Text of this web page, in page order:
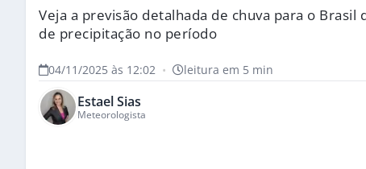
Veja a previsão detalhada de chuva para o
de precipitação no período
04/11/2025 às 12:02 • leitura em 5 min
Estael Sias
Meteorologista